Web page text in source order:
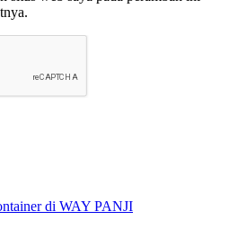
di WAY PANJI